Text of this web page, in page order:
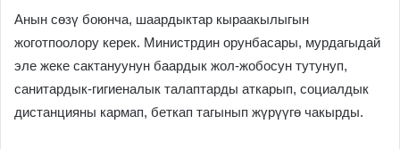
Анын сөзү боюнча, шаардыктар кыраакылыгын
жоготпоолору керек. Министрдин орунбасары, мурдагыдай
эле жеке сактануунун баардык жол-жобосун тутунуп,
санитардык-гигиеналык талаптарды аткарып, социалдык
дистанцияны кармап, беткап тагынып жүрүүгө чакырды.